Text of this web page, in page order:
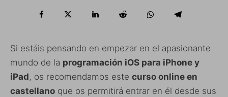
Si estáis pensando en empezar en el apasionante
mundo de la programación iOS para iPhone y
iPad, os recomendamos este curso online en
castellano que os permitirá entrar en él desde sus